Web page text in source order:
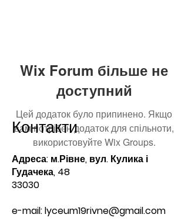
Wix Forum більше не
доступний
Цей додаток було припинено. Якщо
вам потрібен додаток для спільноти,
використовуйте Wix Groups.
Контакти
Адреса: м.Рівне, вул. Кулика і
Гудачека, 48
33030
e-mail:lyceum19rivne@gmail.com